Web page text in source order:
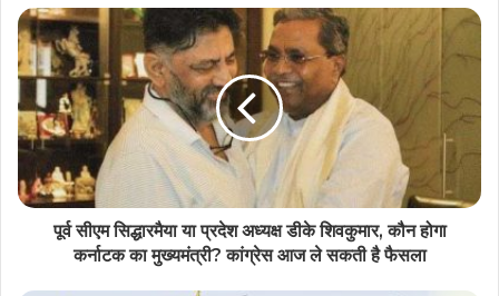
सीएम योगी आदित्यनाथ ने गोरखनाथ मंदिर में लगाया जनता
दर्शन कार्यक्रम
पूर्व सीएम सिद्धारमैया या प्रदेश अध्यक्ष डीके शिवकुमार, कौन होगा
कर्नाटक का मुख्यमंत्री? कांग्रेस आज ले सकती है फैसला